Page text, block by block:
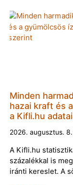
Minden
hazai kraft és
a Kifli.hu
2026. augusztus.
A Kifli.hu
százalékkal is
iránti kereslet. A